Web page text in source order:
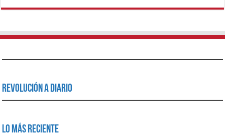
Revolución a Diario
Lo Más Reciente